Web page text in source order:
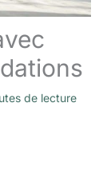
de lecture